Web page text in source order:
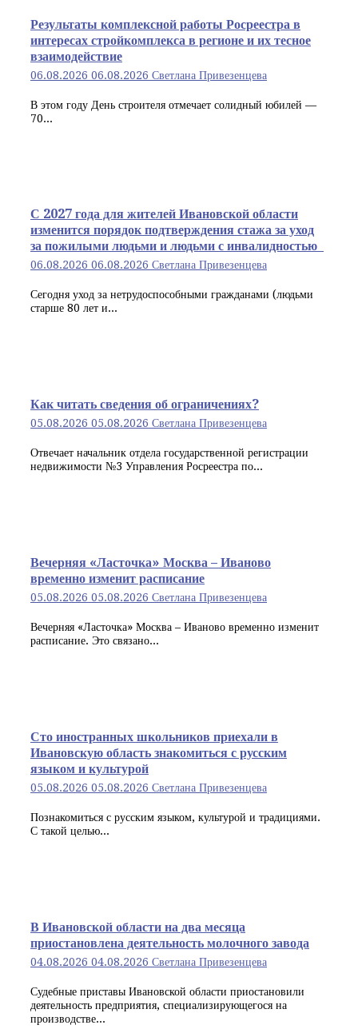
Результаты комплексной работы Росреестра в
интересах стройкомплекса в регионе и их тесное
взаимодействие
06.08.2026 06.08.2026 Светлана Привезенцева
В этом году День строителя отмечает солидный юбилей —
70...
С 2027 года для жителей Ивановской области
изменится порядок подтверждения стажа за уход
за пожилыми людьми и людьми с инвалидностью
06.08.2026 06.08.2026 Светлана Привезенцева
Сегодня уход за нетрудоспособными гражданами (людьми
старше 80 лет и...
Как читать сведения об ограничениях?
05.08.2026 05.08.2026 Светлана Привезенцева
Отвечает начальник отдела государственной регистрации
недвижимости №3 Управления Росреестра по...
Вечерняя «Ласточка» Москва – Иваново
временно изменит расписание
05.08.2026 05.08.2026 Светлана Привезенцева
Вечерняя «Ласточка» Москва – Иваново временно изменит
расписание. Это связано...
Сто иностранных школьников приехали в
Ивановскую область знакомиться с русским
языком и культурой
05.08.2026 05.08.2026 Светлана Привезенцева
Познакомиться с русским языком, культурой и традициями.
С такой целью...
В Ивановской области на два месяца
приостановлена деятельность молочного завода
04.08.2026 04.08.2026 Светлана Привезенцева
Судебные приставы Ивановской области приостановили
деятельность предприятия, специализирующегося на
производстве...